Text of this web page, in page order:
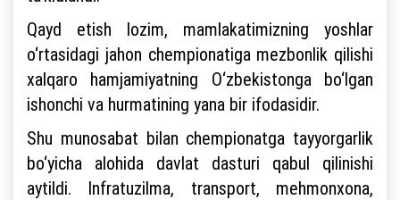
Qayd etish lozim, mamlakatimizning yoshlar
o‘rtasidagi jahon chempionatiga mezbonlik qilishi
xalqaro hamjamiyatning O‘zbekistonga bo‘lgan
ishonchi va hurmatining yana bir ifodasidir.
Shu munosabat bilan chempionatga tayyorgarlik
bo‘yicha alohida davlat dasturi qabul qilinishi
aytildi. Infratuzilma, transport, mehmonxona,